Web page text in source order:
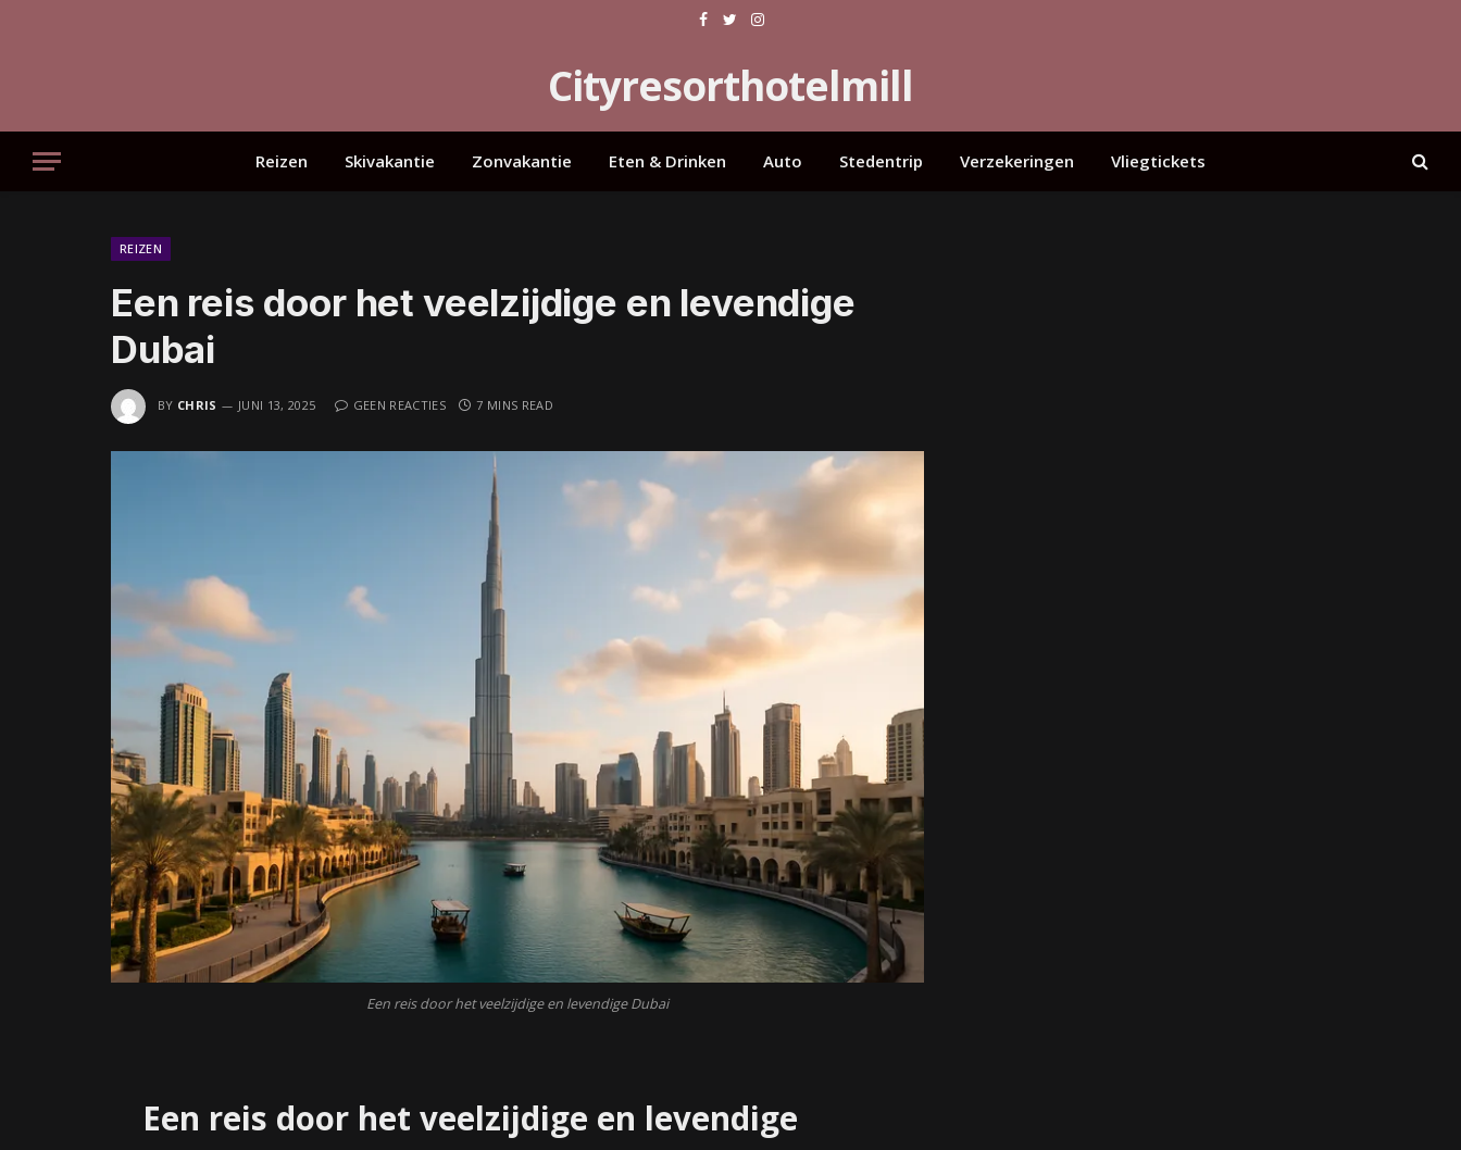
Facebook
TwitterInstagram
Cityresorthotelmill
Reizen Skivakantie Zonvakantie Eten & Drinken Auto Stedentrip Verzekeringen Vliegtickets
REIZEN
Een reis door het veelzijdige en levendige
Dubai
BY CHRIS JUNI 13, 2025 GEEN REACTIES 7 MINS READ
Een reis door het veelzijdige en levendige Dubai
Een reis door het veelzijdige en levendige